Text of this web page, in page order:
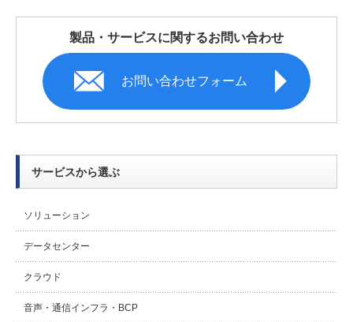
製品・サービスに関するお問い合わせ
お問い合わせフォーム
サービスから選ぶ
ソリューション
データセンター
クラウド
音声・通信インフラ・BCP